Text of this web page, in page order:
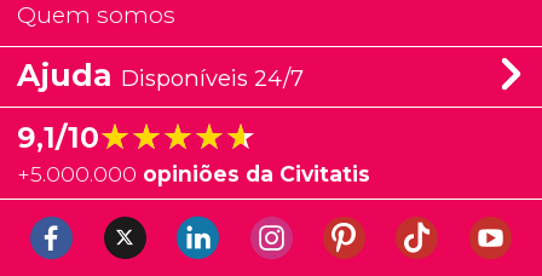
Quem somos
Ajuda Disponíveis 24/7
9,1/10★★★★★
★★★★★
+5.000.000 opiniões da Civitatis